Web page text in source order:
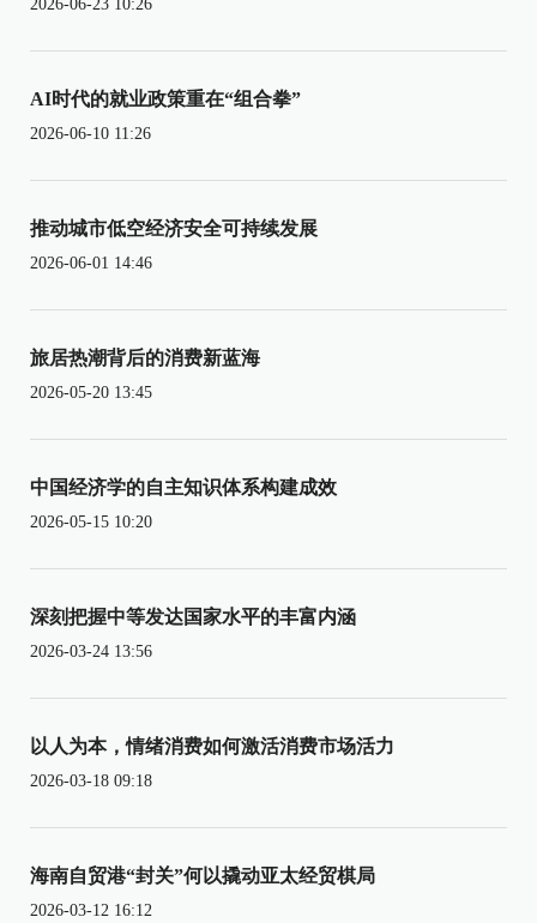
2026-06-23 10:26
AI时代的就业政策重在“组合拳”
2026-06-10 11:26
推动城市低空经济安全可持续发展
2026-06-01 14:46
旅居热潮背后的消费新蓝海
2026-05-20 13:45
中国经济学的自主知识体系构建成效
2026-05-15 10:20
深刻把握中等发达国家水平的丰富内涵
2026-03-24 13:56
以人为本，情绪消费如何激活消费市场活力
2026-03-18 09:18
海南自贸港“封关”何以撬动亚太经贸棋局
2026-03-12 16:12